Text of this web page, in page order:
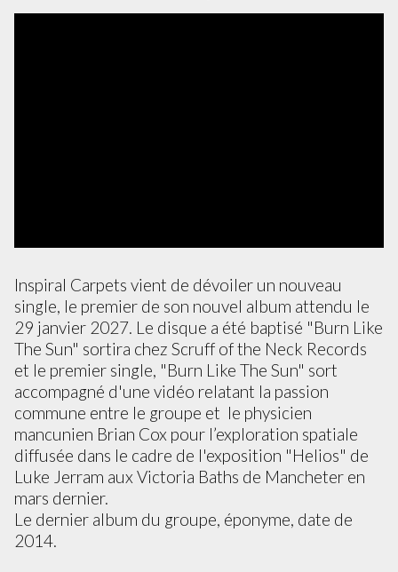
Inspiral Carpets vient de dévoiler un nouveau
single, le premier de son nouvel album attendu le
29 janvier 2027. Le disque a été baptisé "Burn Like
The Sun" sortira chez Scruff of the Neck Records
et le premier single, "Burn Like The Sun" sort
accompagné d'une vidéo relatant la passion
commune entre le groupe et le physicien
mancunien Brian Cox pour l’exploration spatiale
diffusée dans le cadre de l'exposition "Helios" de
Luke Jerram aux Victoria Baths de Mancheter en
mars dernier.
Le dernier album du groupe, éponyme, date de
2014.